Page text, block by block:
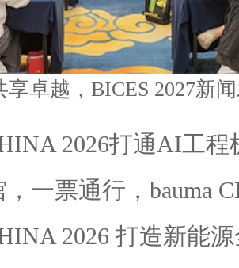
2026打通AI工
一票通行，bauma
2026 打造新能